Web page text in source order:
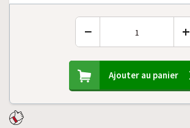
− +
Ajouter au panier